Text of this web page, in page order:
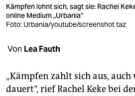
veranstaltungen
shop
fragen & hilfe
abo
Kämpfen lohnt sich, sagt sie: Rachel
online Medium „Urbania“
Foto: Urbania/youtube/screenshot taz
Von Lea Fauth
„Kämpfen zahlt sich aus, auch
dauert“, rief Rachel Keke bei